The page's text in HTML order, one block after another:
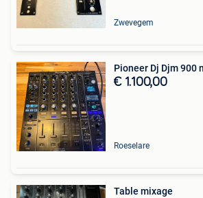
Zwevegem
Pioneer Dj Djm 900
€ 1.100,00
Roeselare
Table mixage